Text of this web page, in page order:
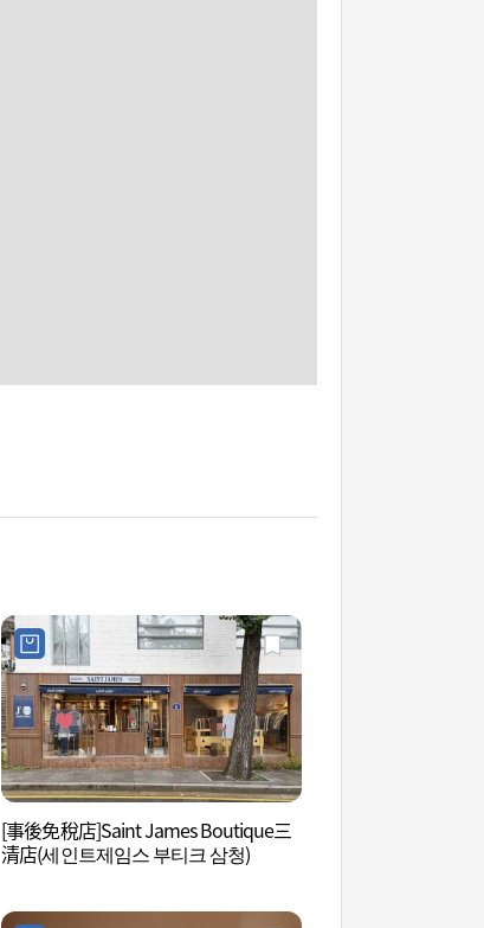
[事後免稅店]Saint James Boutique三
清店(세인트제임스 부티크 삼청)